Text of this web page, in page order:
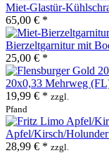
Miet-Glastür-
65,00 € *
Bierzeltgarnitur mit
25,00 € *
20x0,33 Mehrweg
19,99 € * zzgl.
Pfand
Apfel/Kirsch/
28,99 € * zzgl.